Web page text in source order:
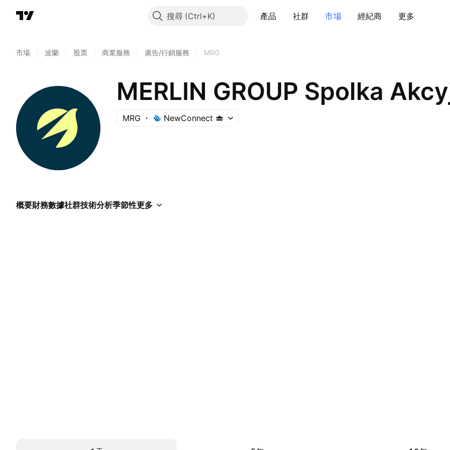
搜尋 產品 社群 市場 經紀商 更多
市場 波蘭 股票 商業服務 廣告/行銷服務 MRG
MERLIN GROUP Spolka
MRG NewConnect
概要財務數據社群技術分析季節性更多